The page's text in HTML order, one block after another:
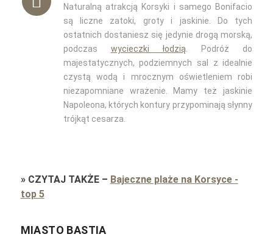
Naturalną atrakcją Korsyki i samego Bonifacio
są liczne zatoki, groty i jaskinie. Do tych
ostatnich dostaniesz się jedynie drogą morską,
podczas wycieczki łodzią. Podróż do
majestatycznych, podziemnych sal z idealnie
czystą wodą i mrocznym oświetleniem robi
niezapomniane wrażenie. Mamy też jaskinie
Napoleona, których kontury przypominają słynny
trójkąt cesarza.
» CZYTAJ TAKŻE– Bajeczne plaże na Korsyce -
top 5
MIASTO BASTIA